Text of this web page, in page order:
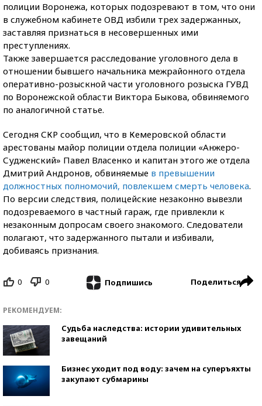
полиции Воронежа, которых подозревают в том, что они
в служебном кабинете ОВД избили трех задержанных,
заставляя признаться в несовершенных ими
преступлениях.
Также завершается расследование уголовного дела в
отношении бывшего начальника межрайонного отдела
оперативно-розыскной части уголовного розыска ГУВД
по Воронежской области Виктора Быкова, обвиняемого
по аналогичной статье.
Сегодня СКР сообщил, что в Кемеровской области
арестованы майор полиции отдела полиции «Анжеро-
Судженский» Павел Власенко и капитан этого же отдела
Дмитрий Андронов, обвиняемые в превышении
должностных полномочий, повлекшем смерть человека.
По версии следствия, полицейские незаконно вывезли
подозреваемого в частный гараж, где привлекли к
незаконным допросам своего знакомого. Следователи
полагают, что задержанного пытали и избивали,
добиваясь признания.
0 0 Подпишись Поделиться
РЕКОМЕНДУЕМ:
Судьба наследства: истории удивительных
завещаний
Бизнес уходит под воду: зачем на суперъяхты
закупают субмарины